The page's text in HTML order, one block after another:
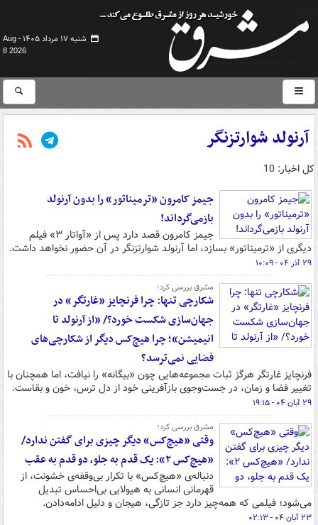
شنبه ۱۷ مرداد ۱۴۰۵ -
Aug
8 2026
آرنولد شوارتزنگر
کل اخبار: 10
جیمز کامرون «ترمیناتور» را بدون آرنولد
بازمی‌گرداند!
جیمز کامرون قصد دارد پس از «آواتار ۳» فیلم
دیگری از «ترمیناتور» بسازد، اما آرنولد شوارتزنگر در آن حضور نخواهد داشت.
۲۹ آذر ۰۴ - ۱۰:۰۹
مشرق بررسی کرد؛
شکارچی تنها: چرا فرنچایز «غارتگر» در
جهان‌سازی شکست خورد؟/ «از آرنولد تا
انیمیشن»؛ چرا هیچ‌کس دیگر از شکارچی‌های
فضایی نمی‌ترسد؟
فرنچایز غارتگر هرگز ثبات مجموعه‌هایی چون «بیگانه» را نیافت، اما همچنان با
تغییر فضا و زمان، در جست‌وجوی بازآفرینی خود از دل ترس، خون و بقاست.
۲۹ آبان ۰۴ - ۱۹:۱۵
مشرق بررسی کرد؛
وقتی «هیچ‌کس» دیگر چیزی برای گفتن ندارد/
«هیچ‌کس ۲»: یک قدم به جلو، دو قدم به عقب
دنباله‌ی «هیچ‌کس» با تکرار بی‌وقفه‌ی خشونت، از
قهرمانی انسانی به هیولایی بی‌احساس تبدیل
می‌شود؛ فیلمی که همه‌چیز دارد جز تازگی، هیجان و دلیل ادامه‌دادن.
۲۳ آبان ۰۴ - ۰۲:۱۳